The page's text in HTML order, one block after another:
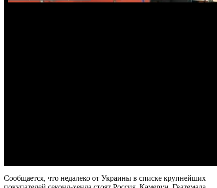
Сообщается, что недалеко от Украины в списке крупнейших